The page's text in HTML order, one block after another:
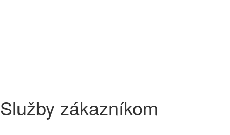
Služby zákazníkom